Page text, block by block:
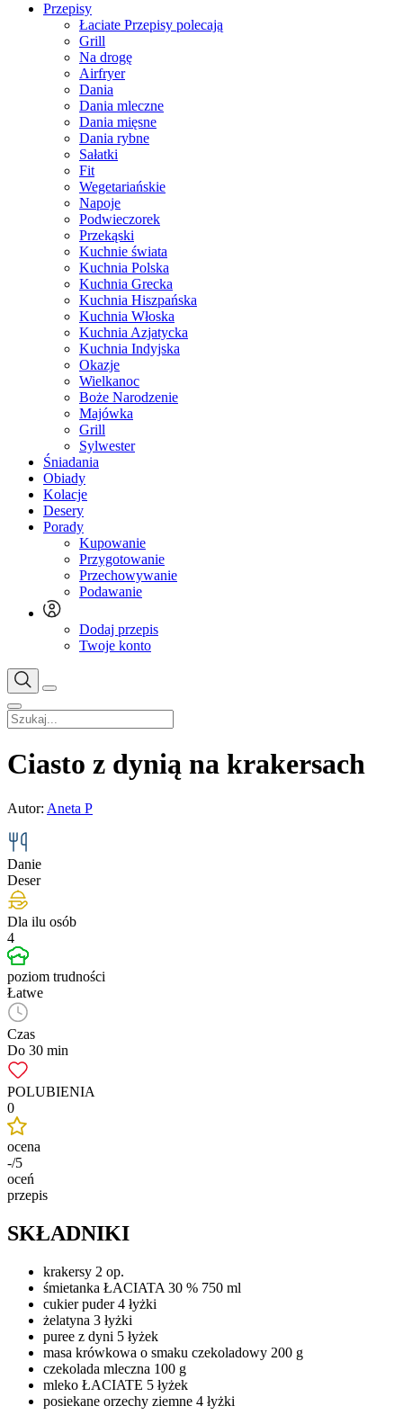
Przepisy
Łaciate Przepisy polecają
Grill
Na drogę
Airfryer
Dania
Dania mleczne
Dania mięsne
Dania rybne
Sałatki
Fit
Wegetariańskie
Napoje
Podwieczorek
Przekąski
Kuchnie świata
Kuchnia Polska
Kuchnia Grecka
Kuchnia Hiszpańska
Kuchnia Włoska
Kuchnia Azjatycka
Kuchnia Indyjska
Okazje
Wielkanoc
Boże Narodzenie
Majówka
Grill
Sylwester
Śniadania
Obiady
Kolacje
Desery
Porady
Kupowanie
Przygotowanie
Przechowywanie
Podawanie
Dodaj przepis
Twoje konto
Ciasto z dynią na krakersach
Autor: Aneta P
Danie
Deser
Dla ilu osób
4
poziom trudności
Łatwe
Czas
Do 30 min
POLUBIENIA
0
ocena
-/5
oceń
przepis
SKŁADNIKI
krakersy 2 op.
śmietanka ŁACIATA 30 % 750 ml
cukier puder 4 łyżki
żelatyna 3 łyżki
puree z dyni 5 łyżek
masa krówkowa o smaku czekoladowy 200 g
czekolada mleczna 100 g
mleko ŁACIATE 5 łyżek
posiekane orzechy ziemne 4 łyżki